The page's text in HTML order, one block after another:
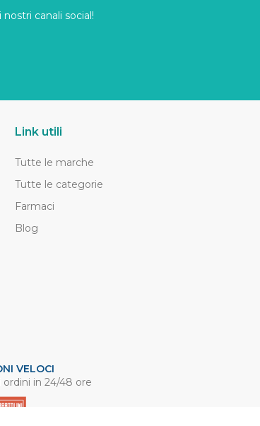
canali social!
Link utili
Tutte le marche
Tutte le categorie
Farmaci
Blog
VELOCI
in 24/48 ore